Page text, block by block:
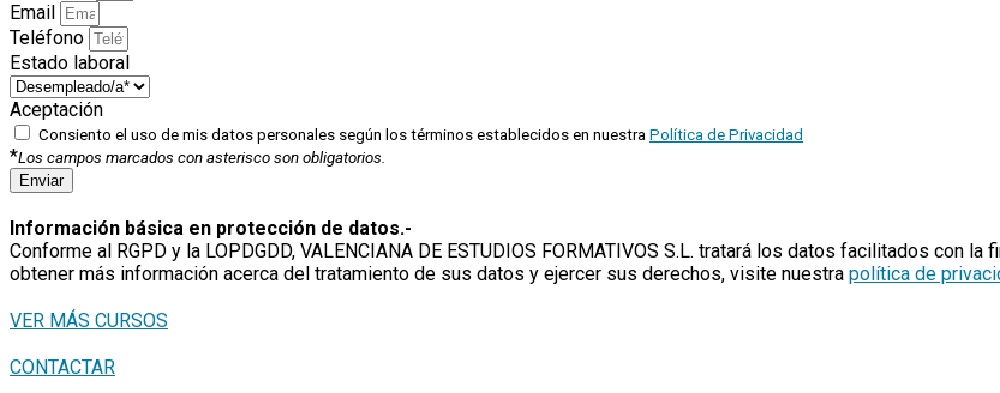
Email
Teléfono
Estado laboral
Aceptación
Consiento el uso de mis datos personales según los términos establecidos en nuestra Política de Privacidad
*Los campos marcados con asterisco son obligatorios.
Enviar
Información básica en protección de datos.-
Conforme al RGPD y la LOPDGDD, VALENCIANA DE ESTUDIOS FORMATIVOS S.L. tratará los datos facilitados con
obtener más información acerca del tratamiento de sus datos y ejercer sus derechos, visite nuestra política de
VER MÁS CURSOS
CONTACTAR